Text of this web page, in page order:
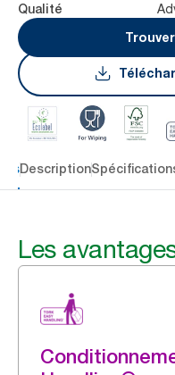
Qualité
Description
Les